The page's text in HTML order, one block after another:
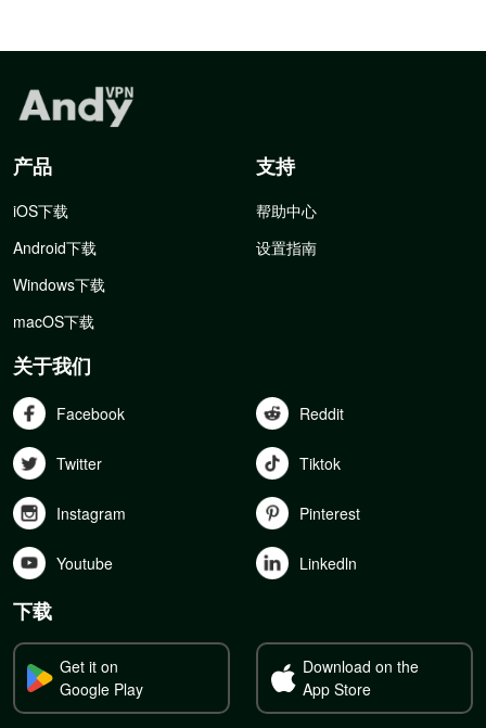
产品
iOS下载
Android下载
Windows下载
macOS下载
支持
帮助中心
设置指南
关于我们
Facebook Reddit
Twitter Tiktok
Instagram Pinterest
Youtube Linkedln
下载
Get it on
Google Play
Download on the
App Store